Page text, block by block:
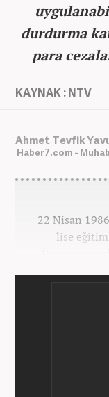
durdurma
para
KAYNAK : NTV
Ahmet Tevfik
Haber7.com -
22 Nisan
lise
Üniversitesi